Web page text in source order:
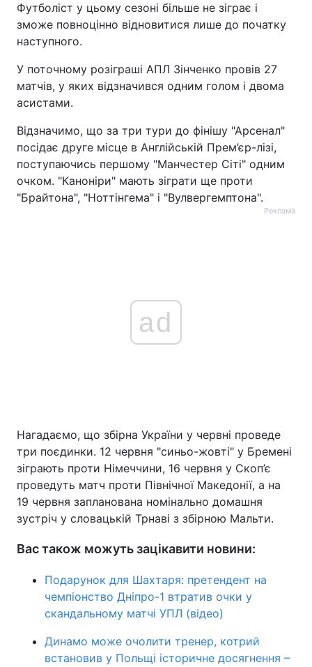
Футболіст у цьому сезоні більше не зіграє і
зможе повноцінно відновитися лише до початку
наступного.
У поточному розіграші АПЛ Зінченко провів 27
матчів, у яких відзначився одним голом і двома
асистами.
Відзначимо, що за три тури до фінішу "Арсенал"
посідає друге місце в Англійській Прем’єр-лізі,
поступаючись першому "Манчестер Сіті" одним
очком. "Каноніри" мають зіграти ще проти
"Брайтона", "Ноттінгема" і "Вулвергемптона".
Реклама
ad
Нагадаємо, що збірна України у червні проведе
три поєдинки. 12 червня "синьо-жовті" у Бремені
зіграють проти Німеччини, 16 червня у Скоп’є
проведуть матч проти Північної Македонії, а на
19 червня запланована номінально домашня
зустріч у словацькій Трнаві з збірною Мальти.
Вас також можуть зацікавити новини:
Подарунок для Шахтаря: претендент на
чемпіонство Дніпро-1 втратив очки у
скандальному матчі УПЛ (відео)
Динамо може очолити тренер, котрий
встановив у Польщі історичне досягнення –